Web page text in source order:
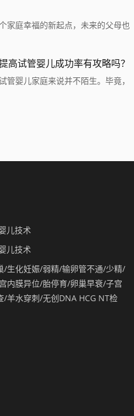
家庭幸福的新起点，未来的父母也
高试管婴儿成功率有攻略吗？
管婴儿家庭来说并不陌生。毕竟，
儿技术
儿技术
/生化妊娠/弱精/输卵管不通/少精/
内膜异位/胎停育/卵巢早衰/子宫
羊水穿刺/无创DNA HCG NT检